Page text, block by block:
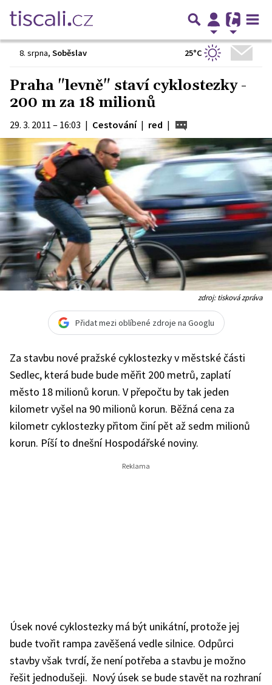
8. srpna, Soběslav 25°C
Praha "levně" staví cyklostezky -
200 m za 18 milionů
29. 3. 2011 – 16:03 | Cestování | red |
zdroj: tisková zpráva
Přidat mezi oblíbené zdroje na Googlu
Za stavbu nové pražské cyklostezky v městské části
Sedlec, která bude bude měřit 200 metrů, zaplatí
město 18 milionů korun. V přepočtu by tak jeden
kilometr vyšel na 90 milionů korun. Běžná cena za
kilometr cyklostezky přitom činí pět až sedm milionů
korun. Píší to dnešní Hospodářské noviny.
Úsek nové cyklostezky má být unikátní, protože jej
bude tvořit rampa zavěšená vedle silnice. Odpůrci
stavby však tvrdí, že není potřeba a stavbu je možno
řešit jednodušeji. Nový úsek se bude stavět na rozhraní